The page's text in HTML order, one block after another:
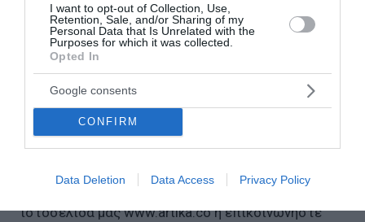
I want to opt-out of Collection, Use,
Retention, Sale, and/or Sharing of my
Personal Data that Is Unrelated with the
Purposes for which it was collected.
Opted In
Google consents
CONFIRM
Data Deletion Data Access Privacy Policy
παραστάσεις και καλλιτεχνικές δράσεις για όλες
τις ηλικίες, με ιδιαίτερη έμφαση στο θέατρο για
τις πολύ νεαρές ηλικίες.
Αποτελείται από τους: Κατερίνα Αλεξάκη, Βασίλη
Καζή, Κλεονίκη Καραχάλιου και Μαριλένα
Τριανταφυλλίδου.
Για περισσότερες πληροφορίες, επισκεφθείτε την
ιστοσελίδα μας www.artika.co ή επικοινωνήστε